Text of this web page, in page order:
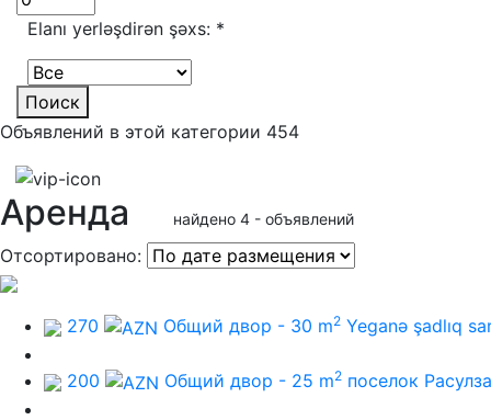
Elanı yerləşdirən şəxs: *
Поиск
Объявлений в этой категории 454
Аренда найдено 4 - объявлений
Отсортировано:
270 Общий двор - 30 m2 Yeganə şadlıq
200 Общий двор - 25 m2 поселок